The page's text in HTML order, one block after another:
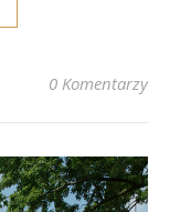
0 Komentarzy